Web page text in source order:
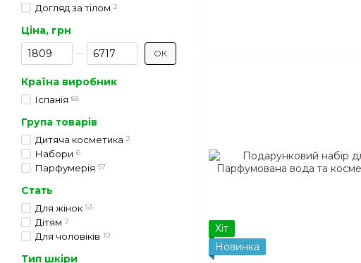
Хіт
Новинка
Догляд за тілом 2
Ціна, грн
Від Ціна, грн
До Ціна, грн ОК
Країна виробник
Іспанія 65
Група товарів
Дитяча косметика 2
Набори 6
Парфумерія 57
Стать
Для жінок 53
Дітям 2
Для чоловіків 10
Тип шкіри